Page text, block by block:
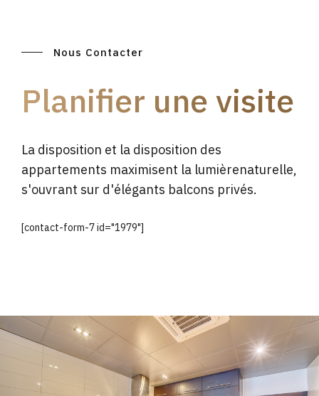
Nous Contacter
Planifier une visite
La disposition et la disposition des
appartements maximisent la lumièrenaturelle,
s'ouvrant sur d'élégants balcons privés.
[contact-form-7 id="1979"]